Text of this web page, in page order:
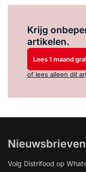
Krijg
artikelen.
Lees 1 maand
of lees alleen dit
Nieuwsbrieven
Volg Distrifood op